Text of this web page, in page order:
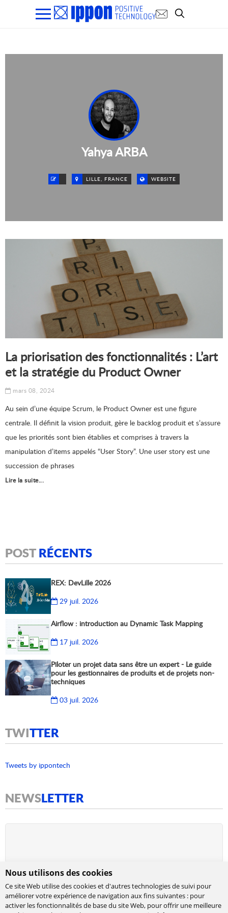
Nous utilisons des cookies
Ce site Web utilise des cookies et d'autres technologies de suivi pour
améliorer votre expérience de navigation aux fins suivantes : pour
activer les fonctionnalités de base du site Web, pour offrir une meilleure
Yahya ARBA
LILLE, FRANCE WEBSITE
La priorisation des fonctionnalités : L’art
et la stratégie du Product Owner
mars 08, 2024
Au sein d’une équipe Scrum, le Product Owner est une figure
centrale. Il définit la vision produit, gère le backlog produit et s’assure
que les priorités sont bien établies et comprises à travers la
manipulation d’items appelés “User Story”. Une user story est une
succession de phrases
Lire la suite...
POST RÉCENTS
REX: DevLille 2026
29 juil. 2026
Airflow : introduction au Dynamic Task Mapping
17 juil. 2026
Piloter un projet data sans être un expert - Le guide
pour les gestionnaires de produits et de projets non-
techniques
03 juil. 2026
TWITTER
Tweets by ippontech
NEWSLETTER